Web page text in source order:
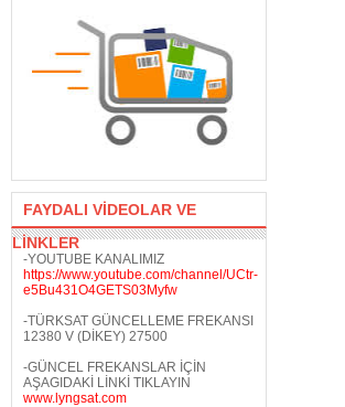
FAYDALI VİDEOLAR VE
LİNKLER
-YOUTUBE KANALIMIZ
https://www.youtube.com/channel/UCtr-
e5Bu431O4GETS03Myfw
-TÜRKSAT GÜNCELLEME FREKANSI
12380 V (DİKEY) 27500
-GÜNCEL FREKANSLAR İÇİN
AŞAGIDAKİ LİNKİ TIKLAYIN
www.lyngsat.com